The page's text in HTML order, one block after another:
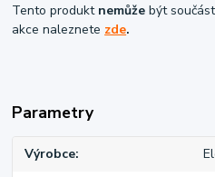
Tento produkt nemůže být
akce naleznete zde.
Parametry
Výrobce